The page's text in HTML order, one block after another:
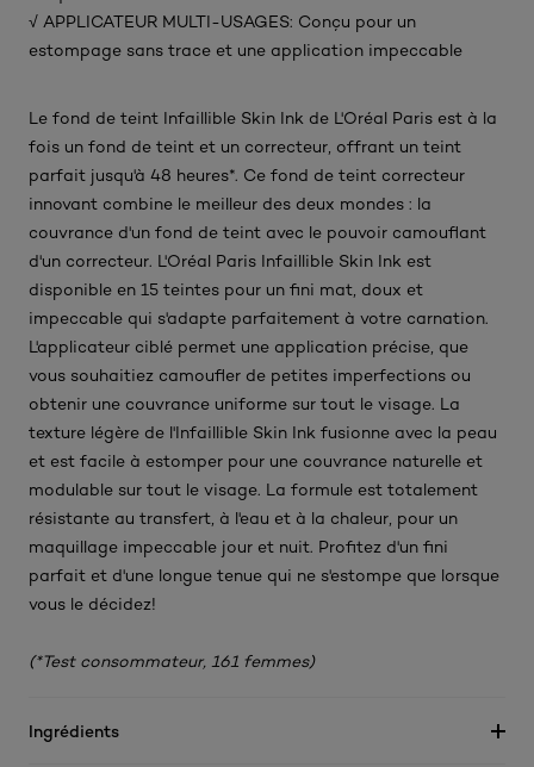
√ APPLICATEUR MULTI-USAGES: Conçu pour un
estompage sans trace et une application impeccable
Le fond de teint Infaillible Skin Ink de L'Oréal Paris est à la
fois un fond de teint et un correcteur, offrant un teint
parfait jusqu'à 48 heures*. Ce fond de teint correcteur
innovant combine le meilleur des deux mondes : la
couvrance d'un fond de teint avec le pouvoir camouflant
d'un correcteur. L'Oréal Paris Infaillible Skin Ink est
disponible en 15 teintes pour un fini mat, doux et
impeccable qui s'adapte parfaitement à votre carnation.
L'applicateur ciblé permet une application précise, que
vous souhaitiez camoufler de petites imperfections ou
obtenir une couvrance uniforme sur tout le visage. La
texture légère de l'Infaillible Skin Ink fusionne avec la peau
et est facile à estomper pour une couvrance naturelle et
modulable sur tout le visage. La formule est totalement
résistante au transfert, à l'eau et à la chaleur, pour un
maquillage impeccable jour et nuit. Profitez d'un fini
parfait et d'une longue tenue qui ne s'estompe que lorsque
vous le décidez!
(*Test consommateur, 161 femmes)
Ingrédients